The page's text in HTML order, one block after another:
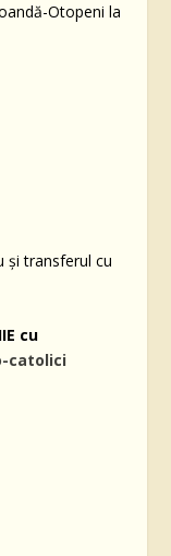
Otopeni la
transferul cu
cu
catolici